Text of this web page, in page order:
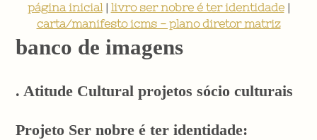
página inicial| livro ser nobre é ter identidade|
carta/manifesto icms - plano diretor matriz
banco de imagens
. Atitude Cultural projetos sócio culturais
Projeto Ser nobre é ter identidade: